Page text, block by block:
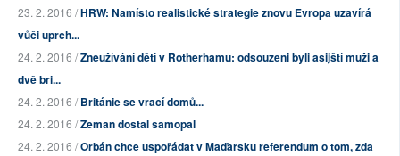
23. 2. 2016 /HRW: Namísto realistické strategie znovu Evropa uzavírá
vůči uprch...
24. 2. 2016 /Zneužívání dětí v Rotherhamu: odsouzeni byli asijští muži a
dvě bri...
24. 2. 2016 /Británie se vrací domů...
24. 2. 2016 /Zeman dostal samopal
24. 2. 2016 /Orbán chce uspořádat v Maďarsku referendum o tom, zda